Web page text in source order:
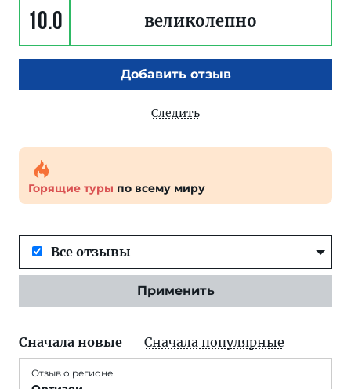
10.0 великолепно
Добавить отзыв
Следить
Горящие туры по всему миру
Все отзывы
Применить
Сначала новые Сначала популярные
Отзыв о регионе